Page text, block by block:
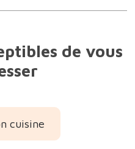
de vous
cuisine